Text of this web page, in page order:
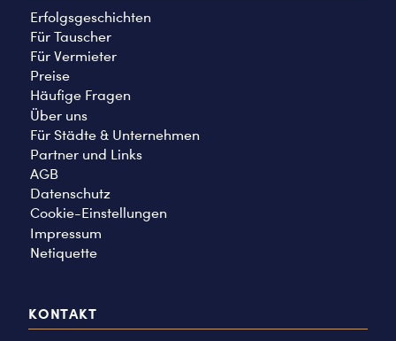
Erfolgsgeschichten
Für Tauscher
Für Vermieter
Preise
Häufige Fragen
Über uns
Für Städte & Unternehmen
Partner und Links
AGB
Datenschutz
Cookie-Einstellungen
Impressum
Netiquette
KONTAKT